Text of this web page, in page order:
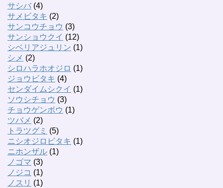
サシバ (4)
サメビタキ (2)
サンコウチョウ (3)
サンショウクイ (12)
シベリアジュリン (1)
シメ (2)
シロハラホオジロ (1)
ジョウビタキ (4)
センダイムシクイ (1)
ソウシチョウ (3)
チョウゲンボウ (1)
ツバメ (2)
トラツグミ (5)
ニシオジロビタキ (1)
ニホンザル (1)
ノゴマ (3)
ノジコ (1)
ノスリ (1)